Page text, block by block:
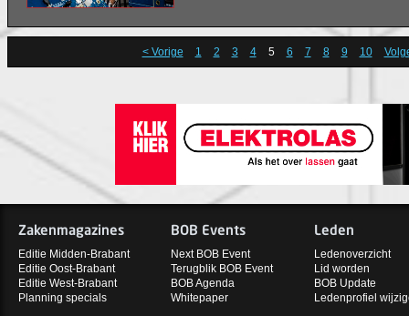
< Vorige 1 2 3 4 5 6 7 8 9 10
Zakenmagazines
Editie Midden-Brabant
Editie Oost-Brabant
Editie West-Brabant
Planning specials
BOB Events
Next BOB Event
Terugblik BOB Event
BOB Agenda
Whitepaper
Leden
Ledenoverzicht
Lid worden
BOB Update
Ledenprofiel